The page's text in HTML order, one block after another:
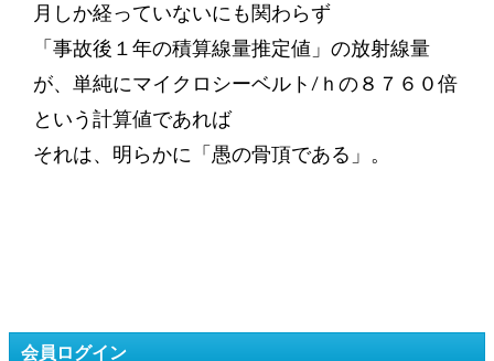
月しか経っていないにも関わらず
「事故後１年の積算線量推定値」の放射線量
が、単純にマイクロシーベルト/ｈの８７６０倍
という計算値であれば
それは、明らかに「愚の骨頂である」。
会員ログイン